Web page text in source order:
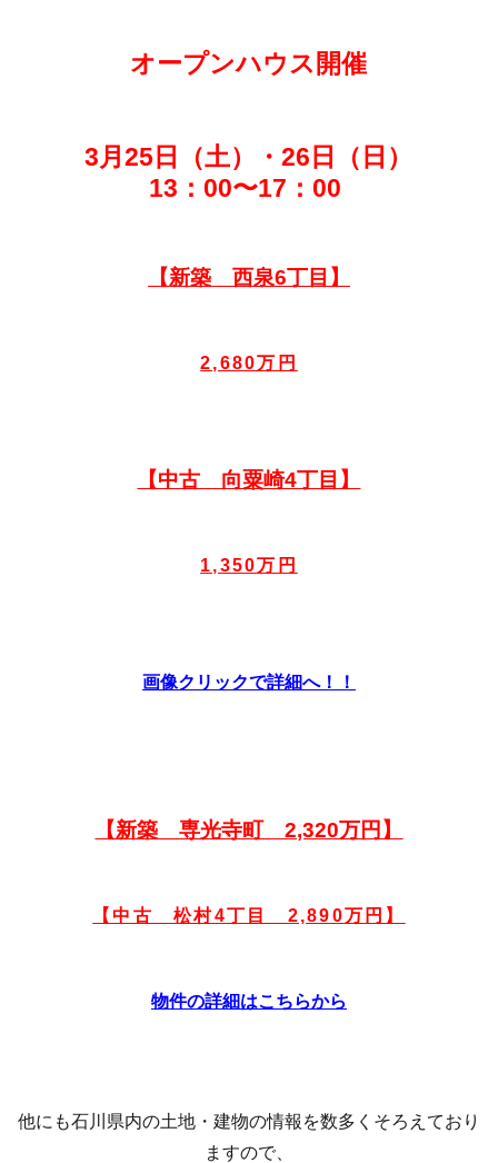
オープンハウス開催
3月25日（土）・26日（日）
13：00〜17：00
【新築 西泉6丁目】
2,680万円
【中古 向粟崎4丁目】
1,350万円
画像クリックで詳細へ！！
【新築 専光寺町 2,320万円】
【中古 松村4丁目 2,890万円】
物件の詳細はこちらから
他にも石川県内の土地・建物の情報を数多くそろえており
ますので、